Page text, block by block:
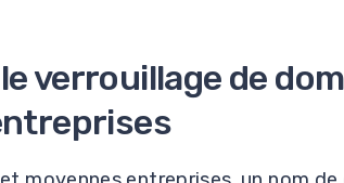
verrouillage de